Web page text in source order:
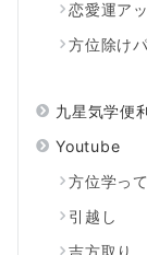
恋愛運ア
方位除け
九星気学便
Youtube
方位学っ
引越し
吉方取り